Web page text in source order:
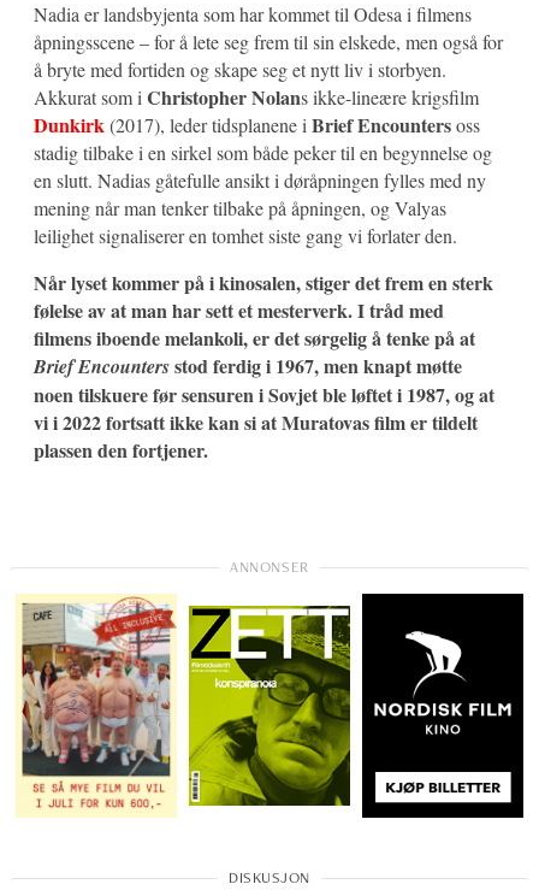
Nadia er landsbyjenta som har kommet til Odesa i filmens
åpningsscene – for å lete seg frem til sin elskede, men også for
å bryte med fortiden og skape seg et nytt liv i storbyen.
Akkurat som i Christopher Nolans ikke-lineære krigsfilm
Dunkirk(2017), leder tidsplanene i Brief Encountersoss
stadig tilbake i en sirkel som både peker til en begynnelse og
en slutt. Nadias gåtefulle ansikt i døråpningen fylles med ny
mening når man tenker tilbake på åpningen, og Valyas
leilighet signaliserer en tomhet siste gang vi forlater den.
Når lyset kommer på i kinosalen, stiger det frem en sterk
følelse av at man har sett et mesterverk. I tråd med
filmens iboende melankoli, er det sørgelig å tenke på at
Brief Encountersstod ferdig i 1967, men knapt møtte
noen tilskuere før sensuren i Sovjet ble løftet i 1987, og at
vi i 2022 fortsatt ikke kan si at Muratovas film er tildelt
plassen den fortjener.